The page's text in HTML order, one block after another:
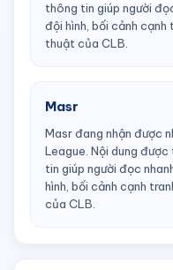
thông tin giúp người
đội hình, bối cảnh
thuật của CLB.
Masr
Masr đang nhận được
League. Nội dung
tin giúp người đọc
hình, bối cảnh cạnh
của CLB.